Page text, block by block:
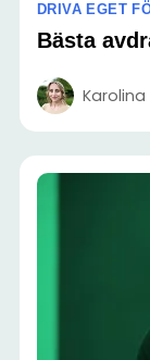
DRIVA EGET
Bästa